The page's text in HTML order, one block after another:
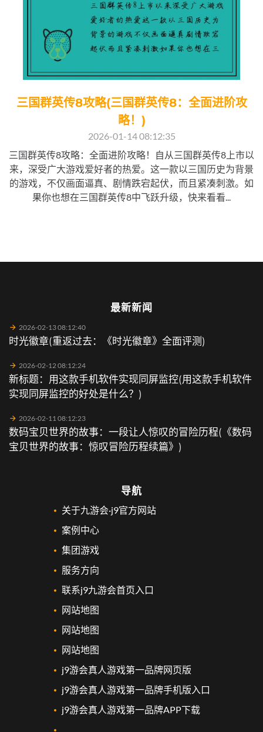
三国群英传8攻略(三国群英传8：全面进阶攻
略！)
2026-01-14 08:12:35
三国群英传8攻略：全面进阶攻略！自从三国群英传8上市以
来，深受广大游戏爱好者的热爱。这一款以三国历史为背景
的游戏，不仅画面逼真、剧情跌宕起伏，而且紧凑刺激。如
果你也想在三国群英传8中飞跃升级，快来看看...
最新新闻
2026-02-13 08:12:40
时光徽章(重返过去：《时光徽章》全面评测)
2026-02-12 08:12:24
新标题：用这款手机软件实现同屏监控(用这款手机软件
实现同屏监控的好处是什么？)
2026-02-11 08:12:23
数码宝贝世界的故事：一段让人惊叹的冒险历程(《数码
宝贝世界的故事：惊叹冒险历程续篇》)
导航
关于九游会·j9官方网站
案例中心
集团游戏
服务方向
联系j9九游会首页入口
网站地图
网站地图
网站地图
j9游会真人游戏第一品牌网页版
j9游会真人游戏第一品牌手机版入口
j9游会真人游戏第一品牌APP下载